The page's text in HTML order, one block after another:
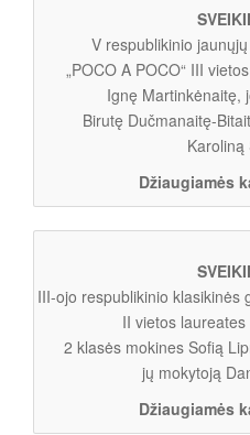
V respublikinio
„POCO A POCO“ III
Ignę Martinkėnaitę,
Birutę Dučmanaitę-
Karoliną
Džiaugiamės
III-ojo respublikinio klasikinės
II vietos
2 klasės mokines Sofią
jų mokytoją
Džiaugiamės